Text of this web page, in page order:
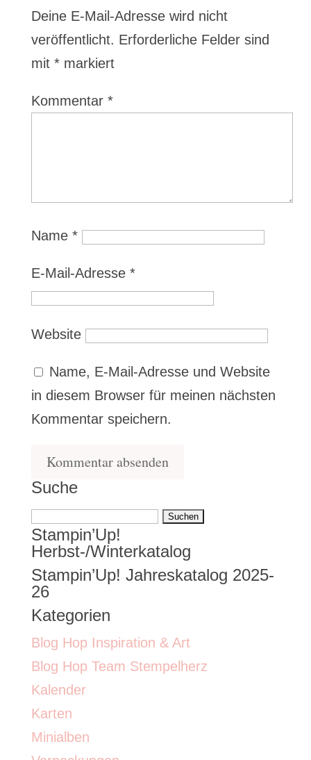
Deine E-Mail-Adresse wird nicht
veröffentlicht. Erforderliche Felder sind
mit *markiert
Kommentar *
Name *
E-Mail-Adresse *
Website
Name, E-Mail-Adresse und Website
in diesem Browser für meinen nächsten
Kommentar speichern.
Suche
Suchen
nach:
Stampin’Up!
Herbst-/Winterkatalog
Stampin’Up! Jahreskatalog 2025-
26
Kategorien
Blog Hop Inspiration & Art
Blog Hop Team Stempelherz
Kalender
Karten
Minialben